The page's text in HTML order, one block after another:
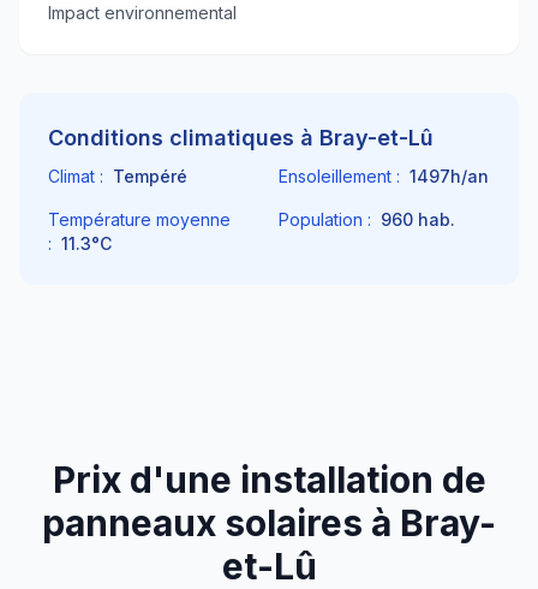
Impact environnemental
Conditions climatiques à Bray-et-Lû
Climat : Tempéré Ensoleillement : 1497h/an
Température moyenne
: 11.3°C
Population : 960 hab.
Prix d'une installation de
panneaux solaires à Bray-
et-Lû